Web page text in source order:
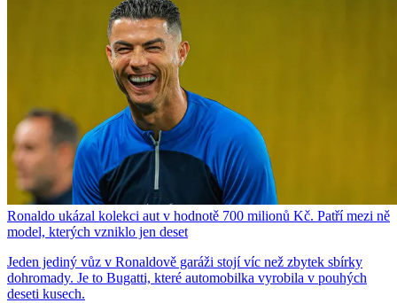
Ronaldo ukázal kolekci aut v hodnotě 700 milionů Kč. Patří mezi ně
model, kterých vzniklo jen deset
Jeden jediný vůz v Ronaldově garáži stojí víc než zbytek sbírky
dohromady. Je to Bugatti, které automobilka vyrobila v pouhých
deseti kusech.